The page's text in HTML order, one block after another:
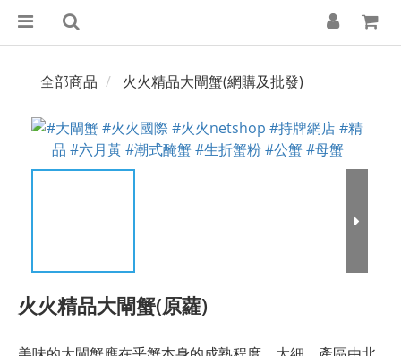
全部商品 火火精品大閘蟹(網購及批發)
火火精品大閘蟹(原蘿)